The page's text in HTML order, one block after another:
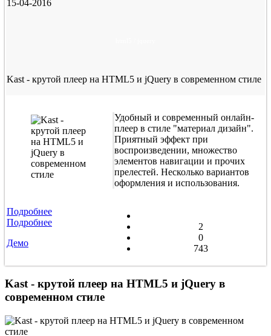
15-04-2016
Kast - крутой плеер на HTML5 и jQuery в современном стиле
Удобный и современный онлайн-
плеер в стиле "материал дизайн".
Приятный эффект при
воспроизведении, множество
элементов навигации и прочих
прелестей. Несколько вариантов
оформления и использования.
Подробнее
Подробнее
Демо
2
0
743
Kast - крутой плеер на HTML5 и jQuery в
современном стиле